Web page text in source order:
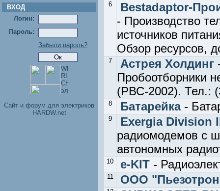
ВХОД
Логин:
Пароль:
Забыли пароль?
Cайт и форум для электриков
HARDW.net
6
Bestadaptor-
- Производство
источников
Обзор ресурсов,
7 Астрея Холдинг
Пробоотборники
(РВС-2002). Тел.:
8 Батарейка-
9
Exergia Division
радиомодемов с
автономных
10 e-KIT -
11 ООО